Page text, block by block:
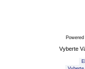
Vyberte